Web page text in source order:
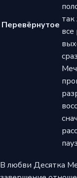
Перевёрнутое
В любви Десятка